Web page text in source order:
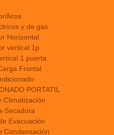
y de gas
Horizontal
vertical 1p
1 puerta
Frontal
PORTATIL
Climatización
Secadora
Evacuación
Condensación